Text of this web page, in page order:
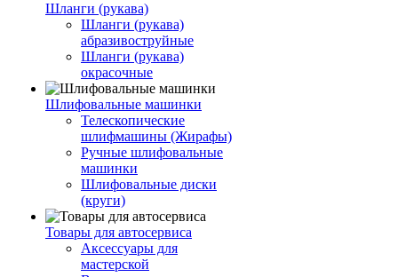
Шланги (рукава)
Шланги (рукава)
абразивоструйные
Шланги (рукава)
окрасочные
Шлифовальные машинки
Телескопические
шлифмашины (Жирафы)
Ручные шлифовальные
машинки
Шлифовальные диски
(круги)
Товары для автосервиса
Аксессуары для
мастерской